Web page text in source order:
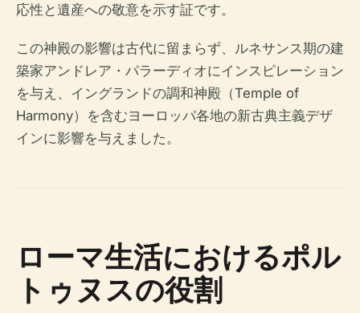
応性と遺産への敬意を示す証です。
この神殿の影響は古代に留まらず、ルネサンス期の建
築家アンドレア・パラーディオにインスピレーション
を与え、イングランドの調和神殿（Temple of
Harmony）を含むヨーロッパ各地の新古典主義デザ
インに影響を与えました。
ローマ生活におけるポル
トゥヌスの役割